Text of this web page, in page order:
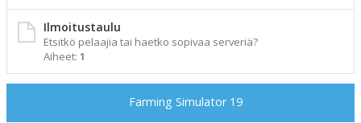
Ilmoitustaulu
Etsitkö pelaajia tai haetko sopivaa serveriä?
Aiheet: 1
Farming Simulator 19